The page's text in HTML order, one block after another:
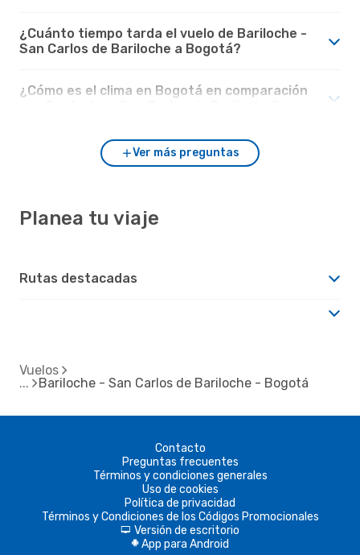
¿Cuánto tiempo tarda el vuelo de Bariloche -
San Carlos de Bariloche a Bogotá?
¿Cómo es el clima en Bogotá en comparación
Ver más preguntas
Planea tu viaje
Rutas destacadas
Vuelos
Bariloche - San Carlos de Bariloche - Bogotá
Contacto
Preguntas frecuentes
Términos y condiciones generales
Uso de cookies
Política de privacidad
Términos y Condiciones de los Códigos Promocionales
d Versión de escritorio
A App para Android